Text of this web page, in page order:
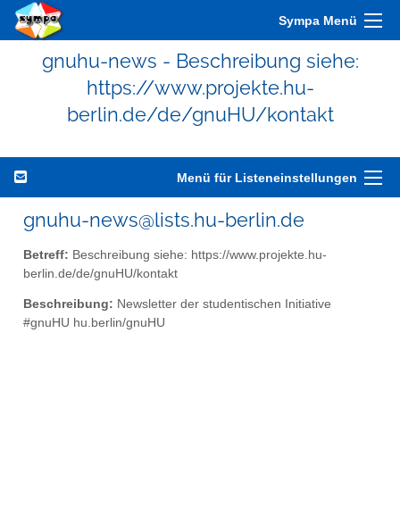
Sympa Menü
gnuhu-news - Beschreibung siehe:
https://www.projekte.hu-
berlin.de/de/gnuHU/kontakt
Menü für Listeneinstellungen
gnuhu-news@lists.hu-berlin.de
Betreff: Beschreibung siehe: https://www.projekte.hu-
berlin.de/de/gnuHU/kontakt
Beschreibung: Newsletter der studentischen Initiative
#gnuHU hu.berlin/gnuHU